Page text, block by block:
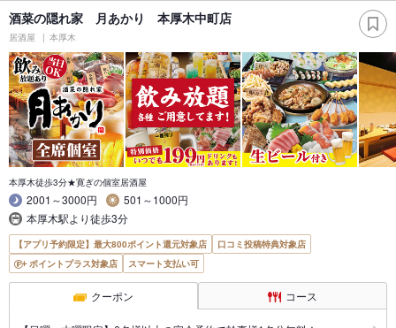
酒菜の隠れ家 月あかり 本厚木中町店
居酒屋 本厚木
本厚木徒歩3分★寛ぎの個室居酒屋
2001～3000円
501～1000円
本厚木駅より徒歩3分
【アプリ予約限定】最大800ポイント還元対象店
口コミ投稿特典対象店
ポイントプラス対象店
スマート支払い可
クーポン コース